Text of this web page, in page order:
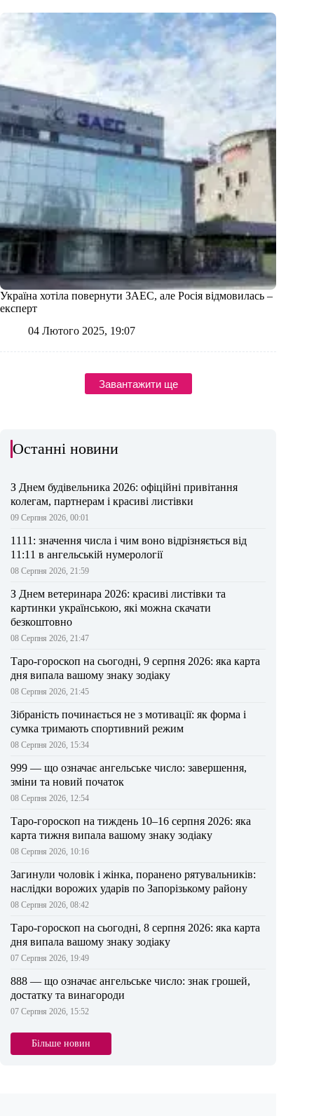
Україна хотіла повернути ЗАЕС, але Росія відмовилась –
експерт
04 Лютого 2025, 19:07
Завантажити ще
Останні новини
З Днем будівельника 2026: офіційні привітання
колегам, партнерам і красиві листівки
09 Серпня 2026, 00:01
1111: значення числа і чим воно відрізняється від
11:11 в ангельській нумерології
08 Серпня 2026, 21:59
З Днем ветеринара 2026: красиві листівки та
картинки українською, які можна скачати
безкоштовно
08 Серпня 2026, 21:47
Таро-гороскоп на сьогодні, 9 серпня 2026: яка карта
дня випала вашому знаку зодіаку
08 Серпня 2026, 21:45
Зібраність починається не з мотивації: як форма і
сумка тримають спортивний режим
08 Серпня 2026, 15:34
999 — що означає ангельське число: завершення,
зміни та новий початок
08 Серпня 2026, 12:54
Таро-гороскоп на тиждень 10–16 серпня 2026: яка
карта тижня випала вашому знаку зодіаку
08 Серпня 2026, 10:16
Загинули чоловік і жінка, поранено рятувальників:
наслідки ворожих ударів по Запорізькому району
08 Серпня 2026, 08:42
Таро-гороскоп на сьогодні, 8 серпня 2026: яка карта
дня випала вашому знаку зодіаку
07 Серпня 2026, 19:49
888 — що означає ангельське число: знак грошей,
достатку та винагороди
07 Серпня 2026, 15:52
Більше новин